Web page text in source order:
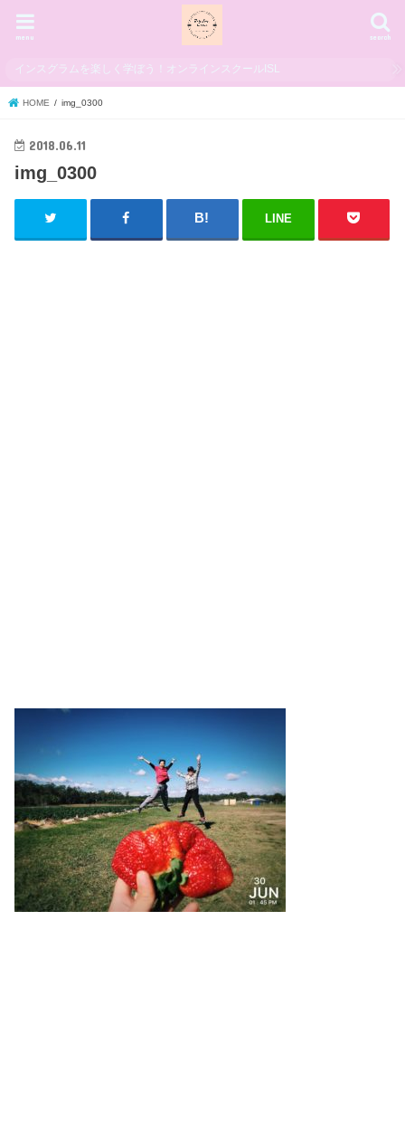
search
menu
インスグラムを楽しく学ぼう！オンラインスクールISL
HOME img_0300
2018.06.11
img_0300
LINE